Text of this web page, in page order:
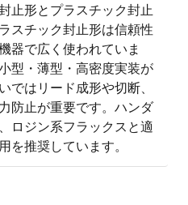
止形とプラスチック封止
スチック封止形は信頼性
器で広く使われていま
型・薄型・高密度実装が
ではリード成形や切断、
防止が重要です。ハンダ
ロジン系フラックスと適
を推奨しています。